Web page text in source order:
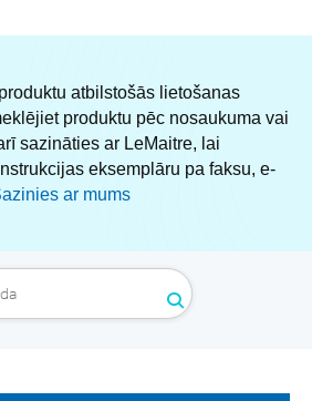
Events
Expand
Expand
Expand
atbilstošās lietošanas
produktu pēc nosaukuma vai
sazināties ar LeMaitre, lai
eksemplāru pa faksu, e-
ar mums